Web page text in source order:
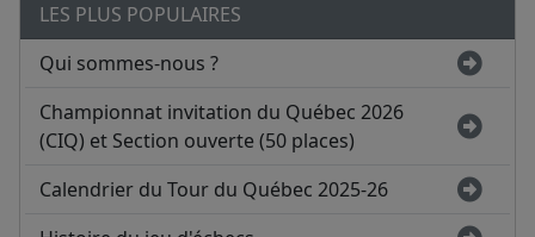
LES PLUS POPULAIRES
Qui sommes-nous ?
Championnat invitation du Québec 2026
(CIQ) et Section ouverte (50 places)
Calendrier du Tour du Québec 2025-26